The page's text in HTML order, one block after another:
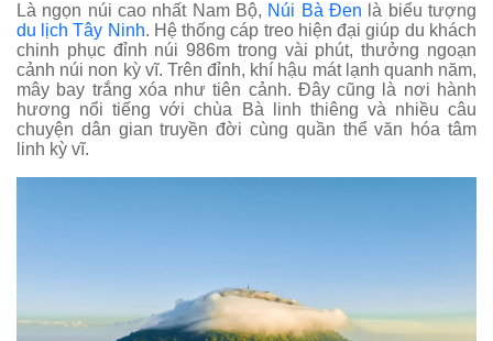
Là ngọn núi cao nhất Nam Bộ, Núi Bà Đen là biểu tượng
du lịch Tây Ninh. Hệ thống cáp treo hiện đại giúp du khách
chinh phục đỉnh núi 986m trong vài phút, thưởng ngoạn
cảnh núi non kỳ vĩ. Trên đỉnh, khí hậu mát lạnh quanh năm,
mây bay trắng xóa như tiên cảnh. Đây cũng là nơi hành
hương nổi tiếng với chùa Bà linh thiêng và nhiều câu
chuyện dân gian truyền đời cùng quần thể văn hóa tâm
linh kỳ vĩ.